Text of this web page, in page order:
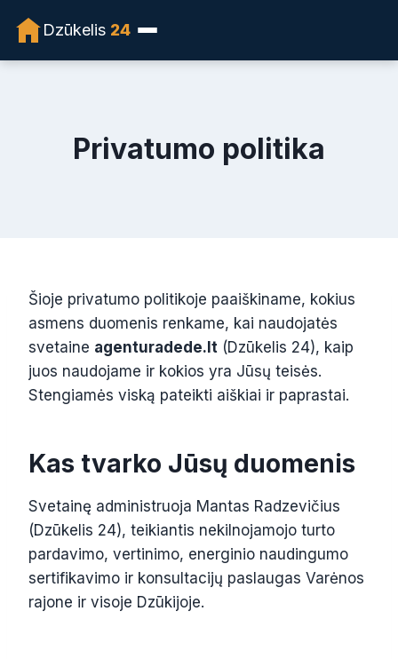
Dzūkelis 24
Privatumo politika
Šioje privatumo politikoje paaiškiname, kokius
asmens duomenis renkame, kai naudojatės
svetaine agenturadede.lt (Dzūkelis 24), kaip
juos naudojame ir kokios yra Jūsų teisės.
Stengiamės viską pateikti aiškiai ir paprastai.
Kas tvarko Jūsų duomenis
Svetainę administruoja Mantas Radzevičius
(Dzūkelis 24), teikiantis nekilnojamojo turto
pardavimo, vertinimo, energinio naudingumo
sertifikavimo ir konsultacijų paslaugas Varėnos
rajone ir visoje Dzūkijoje.